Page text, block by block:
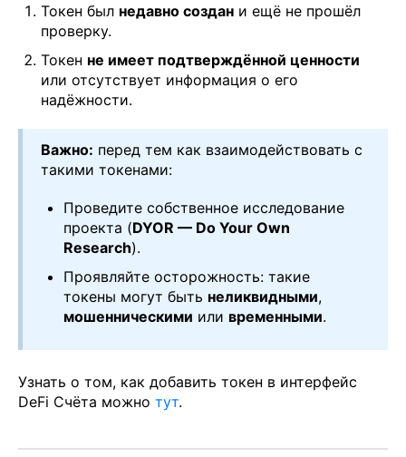
Токен был недавно создан и ещё не прошёл
проверку.
Токен не имеет подтверждённой ценности
или отсутствует информация о его
надёжности.
Важно: перед тем как взаимодействовать с
такими токенами:
Проведите собственное исследование
проекта (DYOR — Do Your Own
Research).
Проявляйте осторожность: такие
токены могут быть неликвидными,
мошенническими или временными.
Узнать о том, как добавить токен в интерфейс
DeFi Счёта можно тут.